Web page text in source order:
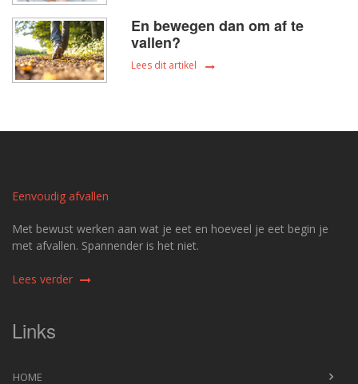
En bewegen dan om af te
vallen?
Lees dit artikel
Eenvoudig afvallen
Met bewust werken aan wat je eet en hoeveel je eet begin je
met afvallen. Spannender is het niet.
Lees verder
Links
HOME